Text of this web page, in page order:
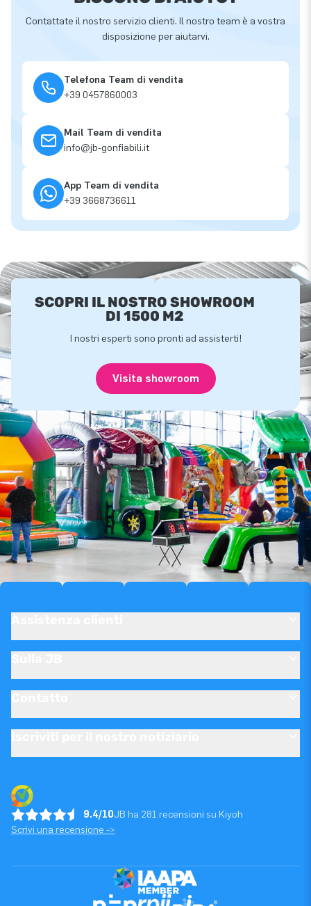
Contattate il nostro servizio clienti. Il nostro team è a vostra
disposizione per aiutarvi.
Telefona Team di vendita
+39 0457860003
Mail Team di vendita
info@jb-gonfiabili.it
App Team di vendita
+39 3668736611
SCOPRI IL NOSTRO SHOWROOM
DI 1500 M2
I nostri esperti sono pronti ad assisterti!
Visita showroom
9.4/10JB ha 281 recensioni su Kiyoh
Scrivi una recensione ->